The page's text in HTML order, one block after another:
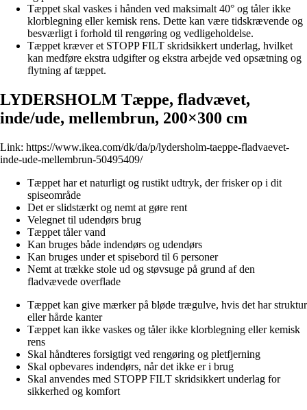
Tæppet skal vaskes i hånden ved maksimalt 40° og tåler ikke
klorblegning eller kemisk rens. Dette kan være tidskrævende og
besværligt i forhold til rengøring og vedligeholdelse.
Tæppet kræver et STOPP FILT skridsikkert underlag, hvilket
kan medføre ekstra udgifter og ekstra arbejde ved opsætning og
flytning af tæppet.
LYDERSHOLM Tæppe, fladvævet,
inde/ude, mellembrun, 200×300 cm
Link: https://www.ikea.com/dk/da/p/lydersholm-taeppe-fladvaevet-
inde-ude-mellembrun-50495409/
Tæppet har et naturligt og rustikt udtryk, der frisker op i dit
spiseområde
Det er slidstærkt og nemt at gøre rent
Velegnet til udendørs brug
Tæppet tåler vand
Kan bruges både indendørs og udendørs
Kan bruges under et spisebord til 6 personer
Nemt at trække stole ud og støvsuge på grund af den
fladvævede overflade
Tæppet kan give mærker på bløde trægulve, hvis det har struktur
eller hårde kanter
Tæppet kan ikke vaskes og tåler ikke klorblegning eller kemisk
rens
Skal håndteres forsigtigt ved rengøring og pletfjerning
Skal opbevares indendørs, når det ikke er i brug
Skal anvendes med STOPP FILT skridsikkert underlag for
sikkerhed og komfort